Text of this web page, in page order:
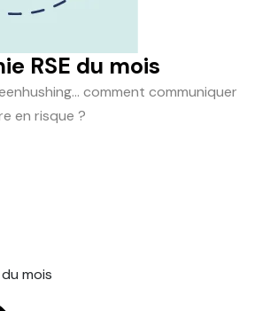
RSE du mois
comment communiquer
en risque ?
mois